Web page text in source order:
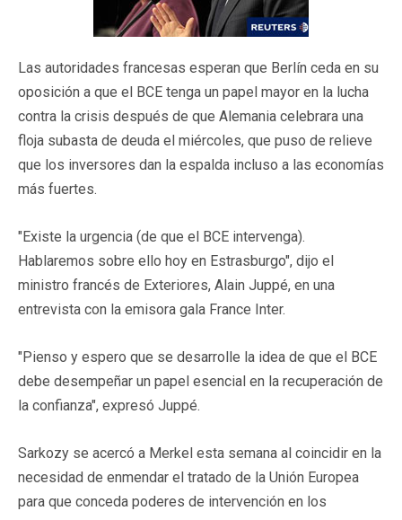
Las autoridades francesas esperan que Berlín ceda en su
oposición a que el BCE tenga un papel mayor en la lucha
contra la crisis después de que Alemania celebrara una
floja subasta de deuda el miércoles, que puso de relieve
que los inversores dan la espalda incluso a las economías
más fuertes.
"Existe la urgencia (de que el BCE intervenga).
Hablaremos sobre ello hoy en Estrasburgo", dijo el
ministro francés de Exteriores, Alain Juppé, en una
entrevista con la emisora gala France Inter.
"Pienso y espero que se desarrolle la idea de que el BCE
debe desempeñar un papel esencial en la recuperación de
la confianza", expresó Juppé.
Sarkozy se acercó a Merkel esta semana al coincidir en la
necesidad de enmendar el tratado de la Unión Europea
para que conceda poderes de intervención en los